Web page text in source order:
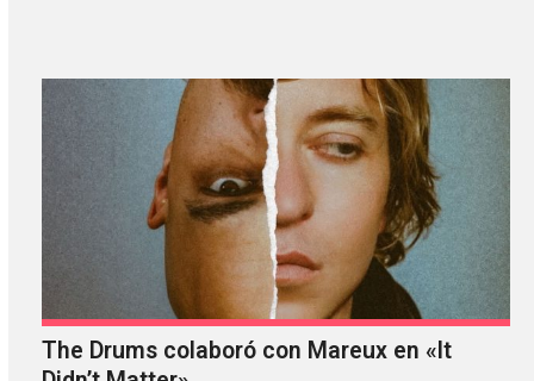
The Drums colaboró con Mareux en «It